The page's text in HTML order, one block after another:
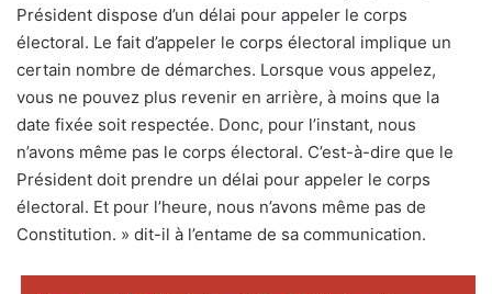
Président dispose d’un délai pour appeler le corps
électoral. Le fait d’appeler le corps électoral implique un
certain nombre de démarches. Lorsque vous appelez,
vous ne pouvez plus revenir en arrière, à moins que la
date fixée soit respectée. Donc, pour l’instant, nous
n’avons même pas le corps électoral. C’est-à-dire que le
Président doit prendre un délai pour appeler le corps
électoral. Et pour l’heure, nous n’avons même pas de
Constitution. » dit-il à l’entame de sa communication.